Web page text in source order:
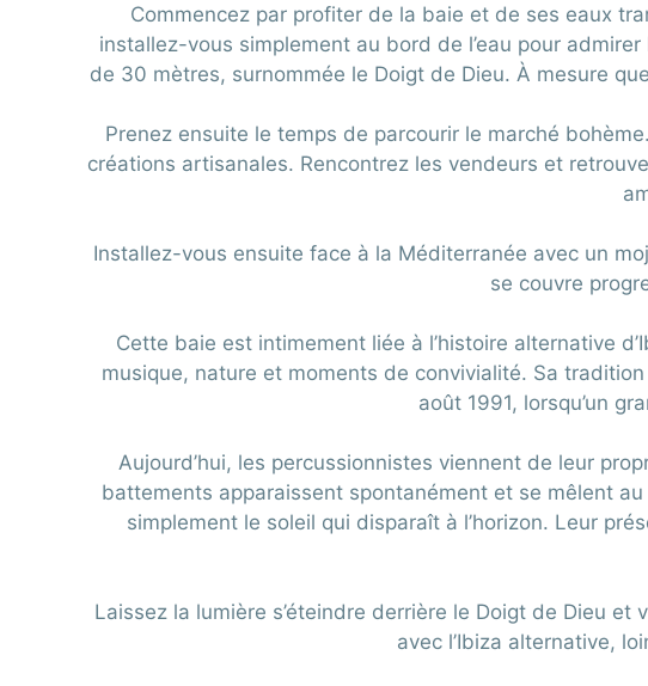
Commencez par profiter de la baie et de ses eaux
installez-vous simplement au bord de l’eau pour
de 30 mètres, surnommée le Doigt de Dieu. À mesure
Prenez ensuite le temps de parcourir le marché
créations artisanales. Rencontrez les vendeurs et
Installez-vous ensuite face à la Méditerranée avec un
se couvre
Cette baie est intimement liée à l’histoire alternative
musique, nature et moments de convivialité. Sa
août 1991, lorsqu’un
Aujourd’hui, les percussionnistes viennent de leur
battements apparaissent spontanément et se mêlent
simplement le soleil qui disparaît à l’horizon. Leur
Laissez la lumière s’éteindre derrière le Doigt de Dieu
avec l’Ibiza alternative,